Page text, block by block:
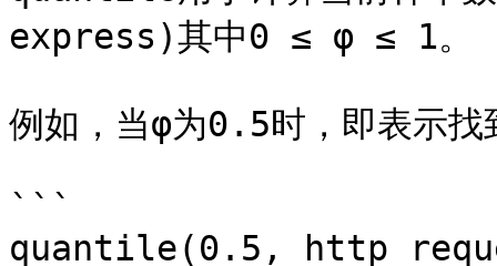
express)其中0 ≤ φ ≤ 1。
例如，当φ为0.5时，即表示找
```
quantile(0.5,